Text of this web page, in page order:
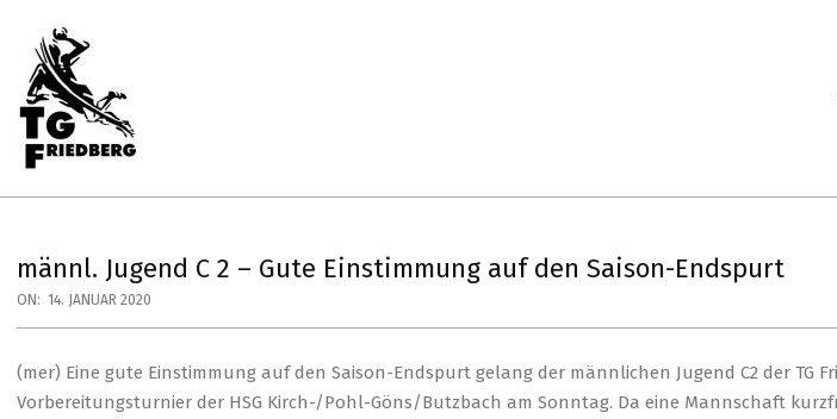
content
TG
HANDBALL
männl. Jugend C 2 – Gute Einstimmung auf den Saison-Endspurt
ON: 14. JANUAR 2020
(mer) Eine gute Einstimmung auf den Saison-Endspurt gelang der männlichen Jugend C2 der TG
Vorbereitungsturnier der HSG Kirch-/Pohl-Göns/Butzbach am Sonntag. Da eine Mannschaft